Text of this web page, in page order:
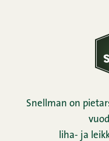
Snellman on
liha- ja